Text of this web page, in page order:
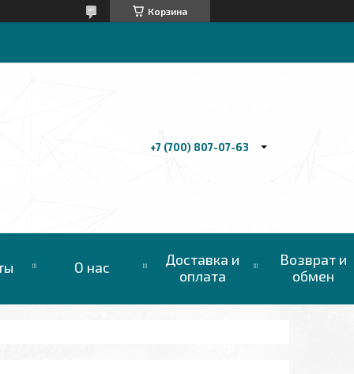
Корзина
+7 (700) 807-07-63
О нас
Доставка и
оплата
Возврат и
обмен